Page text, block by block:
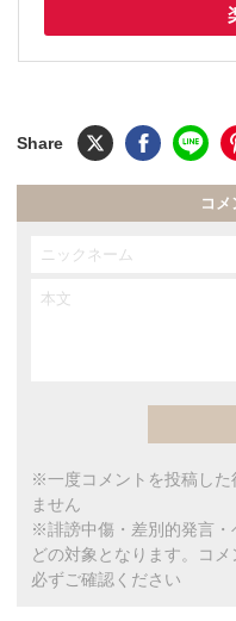
コ
※一度コメントを投稿した
ません
※誹謗中傷・差別的発言・
どの対象となります。コ
必ずご確認ください